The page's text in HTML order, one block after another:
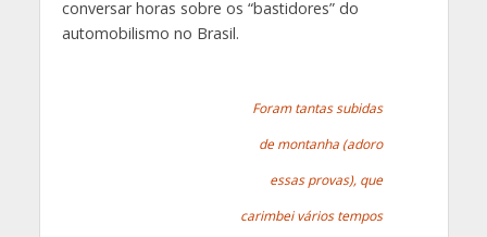
conversar horas sobre os “bastidores” do
automobilismo no Brasil.
Foram tantas subidas
de montanha (adoro
essas provas), que
carimbei vários tempos